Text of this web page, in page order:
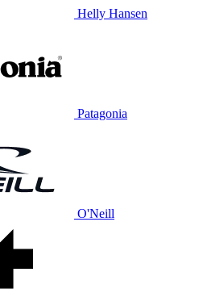
Helly Hansen
Patagonia
O'Neill